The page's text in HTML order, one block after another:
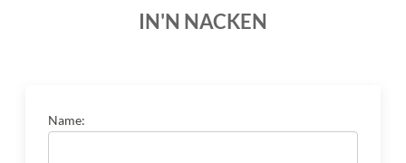
IN'N NACKEN
Name: